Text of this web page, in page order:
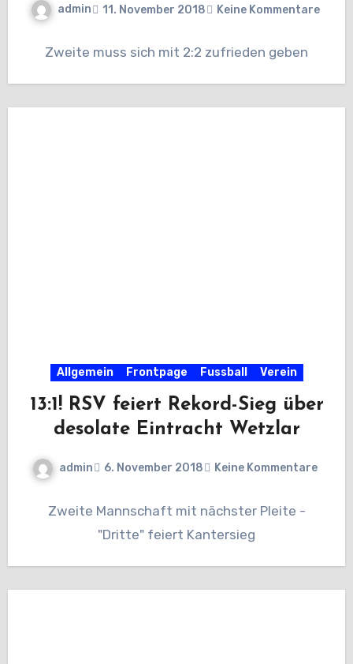
admin 11. November 2018 Keine Kommentare
Zweite muss sich mit 2:2 zufrieden geben
Allgemein Frontpage Fussball Verein
13:1! RSV feiert Rekord-Sieg über
desolate Eintracht Wetzlar
admin 6. November 2018 Keine Kommentare
Zweite Mannschaft mit nächster Pleite -
"Dritte" feiert Kantersieg